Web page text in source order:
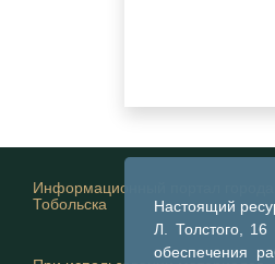
Настоящий
Л. Толстого,
обеспечения
Информационный портал города
Тобольска